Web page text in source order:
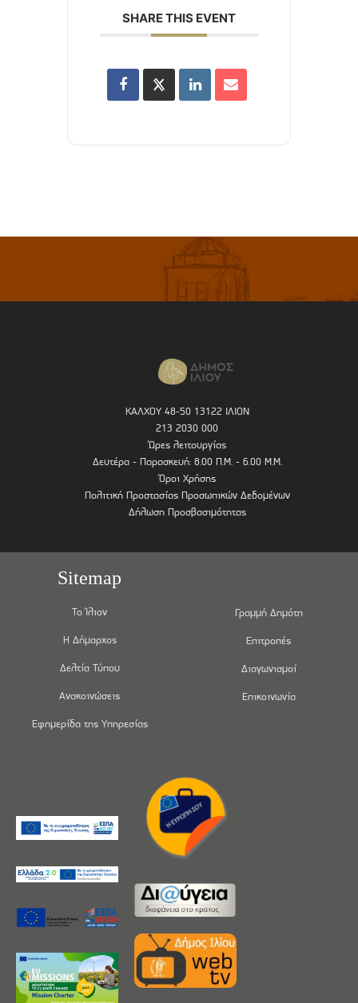
SHARE THIS EVENT
ΚΑΛΧΟΥ 48-50 13122 ΙΛΙΟΝ
213 2030 000
Ώρες λειτουργίας
Δευτέρα - Παρασκευή: 8.00 Π.Μ. - 6.00 Μ.Μ.
Όροι Χρήσης
Πολιτική Προστασίας Προσωπικών Δεδομένων
Δήλωση Προσβασιμότητας
Sitemap
Το Ίλιον
Η Δήμαρχος
Δελτία Τύπου
Ανακοινώσεις
Εφημερίδα της Υπηρεσίας
Γραμμή Δημότη
Επιτροπές
Διαγωνισμοί
Επικοινωνία